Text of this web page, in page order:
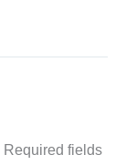
Required fields